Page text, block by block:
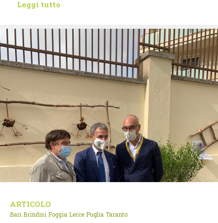
Leggi tutto
ARTICOLO
Bari Brindisi Foggia Lecce Puglia Taranto